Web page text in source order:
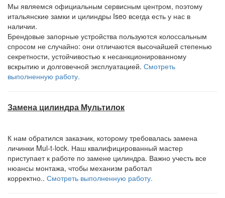
Мы являемся официальным сервисным центром, поэтому
итальянские замки и цилиндры Iseo всегда есть у нас в
наличии.
Брендовые запорные устройства пользуются колоссальным
спросом не случайно: они отличаются высочайшей степенью
секретности, устойчивостью к несанкционированному
вскрытию и долговечной эксплуатацией. Смотреть
выполненную работу.
Замена цилиндра Мультилок
К нам обратился заказчик, которому требовалась замена
личинки Mul-t-lock. Наш квалифицированный мастер
приступает к работе по замене цилиндра. Важно учесть все
нюансы монтажа, чтобы механизм работал
корректно.. Смотреть выполненную работу.